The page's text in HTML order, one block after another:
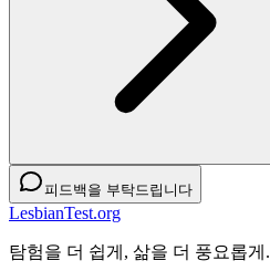
피드백을 부탁드립니다
LesbianTest.org
탐험을 더 쉽게, 삶을 더 풍요롭게.